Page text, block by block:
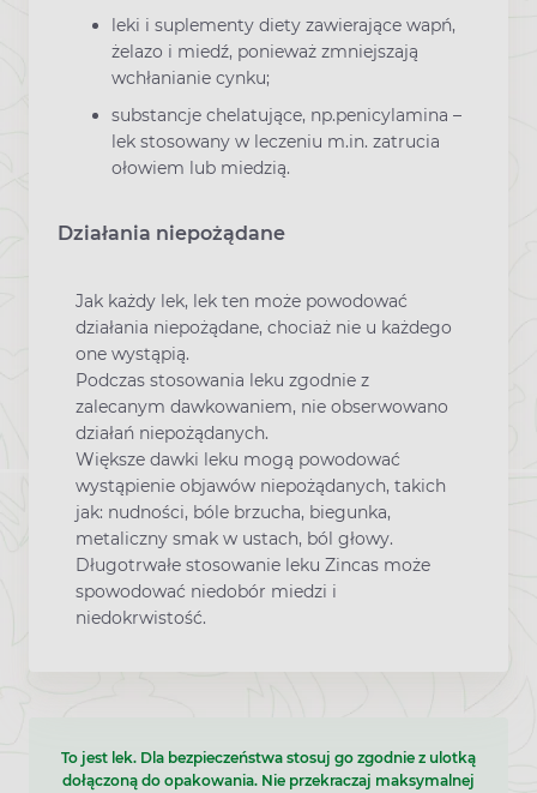
leki i suplementy diety zawierające wapń,
żelazo i miedź, ponieważ zmniejszają
wchłanianie cynku;
substancje chelatujące, np.penicylamina –
lek stosowany w leczeniu m.in. zatrucia
ołowiem lub miedzią.
Działania niepożądane
Jak każdy lek, lek ten może powodować
działania niepożądane, chociaż nie u każdego
one wystąpią.
Podczas stosowania leku zgodnie z
zalecanym dawkowaniem, nie obserwowano
działań niepożądanych.
Większe dawki leku mogą powodować
wystąpienie objawów niepożądanych, takich
jak: nudności, bóle brzucha, biegunka,
metaliczny smak w ustach, ból głowy.
Długotrwałe stosowanie leku Zincas może
spowodować niedobór miedzi i
niedokrwistość.
To jest lek. Dla bezpieczeństwa stosuj go zgodnie z ulotką
dołączoną do opakowania. Nie przekraczaj maksymalnej